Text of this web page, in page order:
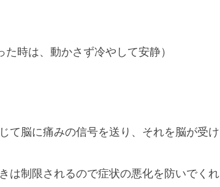
た時は、動かさず冷やして安静）
て脳に痛みの信号を送り、それを脳が受け
は制限されるので症状の悪化を防いでくれ